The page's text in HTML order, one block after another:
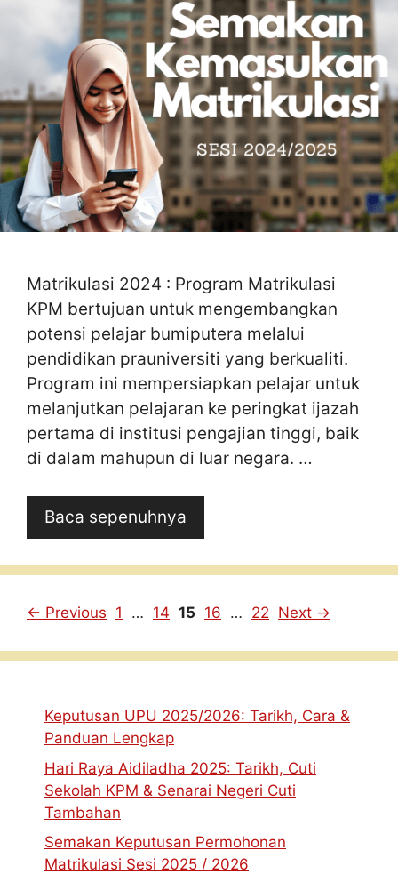
Matrikulasi 2024 : Program Matrikulasi
KPM bertujuan untuk mengembangkan
potensi pelajar bumiputera melalui
pendidikan prauniversiti yang berkualiti.
Program ini mempersiapkan pelajar untuk
melanjutkan pelajaran ke peringkat ijazah
pertama di institusi pengajian tinggi, baik
di dalam mahupun di luar negara. …
Baca sepenuhnya
← Previous Page
1 … Page
14 Page
15 Page
16 … Page
22 Next →
Keputusan UPU 2025/2026: Tarikh, Cara &
Panduan Lengkap
Hari Raya Aidiladha 2025: Tarikh, Cuti
Sekolah KPM & Senarai Negeri Cuti
Tambahan
Semakan Keputusan Permohonan
Matrikulasi Sesi 2025 / 2026